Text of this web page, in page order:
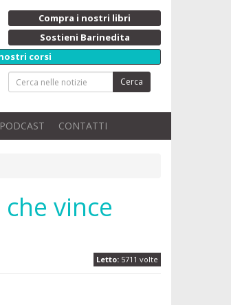
Compra i nostri libri
Sostieni Barinedita
corsi
Cerca
PODCAST CONTATTI
vince
Letto: 5711 volte